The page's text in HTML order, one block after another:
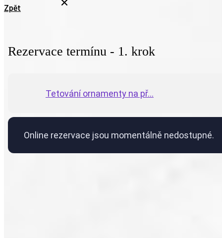
Zpět
Rezervace termínu - 1. krok
Tetování ornamenty na př...
Online rezervace jsou momentálně nedostupné.